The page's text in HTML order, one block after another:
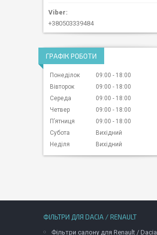
+380503339484
ГРАФІК РОБОТИ
Понеділок 09:00
18:00
Вівторок
09:00
18:00
Середа
09:00
18:00
Четвер
09:00
18:00
Пʼятниця
09:00
18:00
Субота
Вихідний
Неділя
Вихідний
ФІЛЬТРИ ДЛЯ DACIA / RENAULT
Фільтри салону для Renault / Dacia